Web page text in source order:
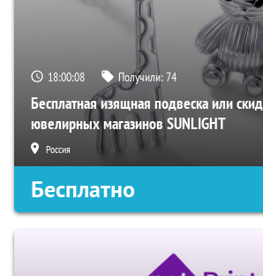
18:00:07 Получили:74
Бесплатная изящная подвеска или
ювелирных магазинов SUNLIGHT
Россия
Бесплатно